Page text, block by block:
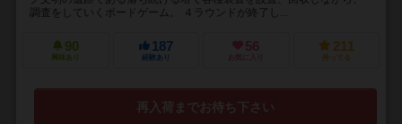
調査をしていくボードゲーム。 ４ラウンドが終了し...
90
興味あり
187
経験あり
56
お気に入り
211
持ってる
再入荷までお待ち下さい